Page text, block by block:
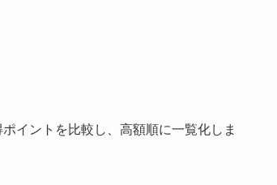
イントを比較し、高額順に一覧化しま